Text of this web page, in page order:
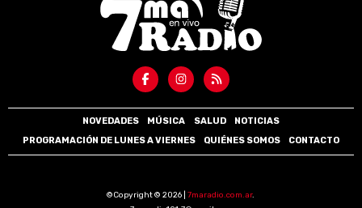
NOVEDADES MÚSICA SALUD
NOTICIAS
PROGRAMACIÓN DE LUNES A VIERNES
QUIÉNES SOMOS CONTACTO
©Copyright © 2026 | 7maradio.com.ar.